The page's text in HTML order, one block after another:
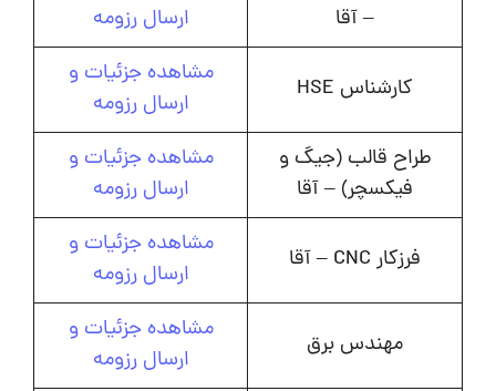
– آقا
ارسال رزومه
کارشناس HSE
مشاهده جزئیات و
ارسال رزومه
طراح قالب (جیگ و
فیکسچر) – آقا
مشاهده جزئیات و
ارسال رزومه
فرزکار CNC – آقا
مشاهده جزئیات و
ارسال رزومه
مهندس برق
مشاهده جزئیات و
ارسال رزومه